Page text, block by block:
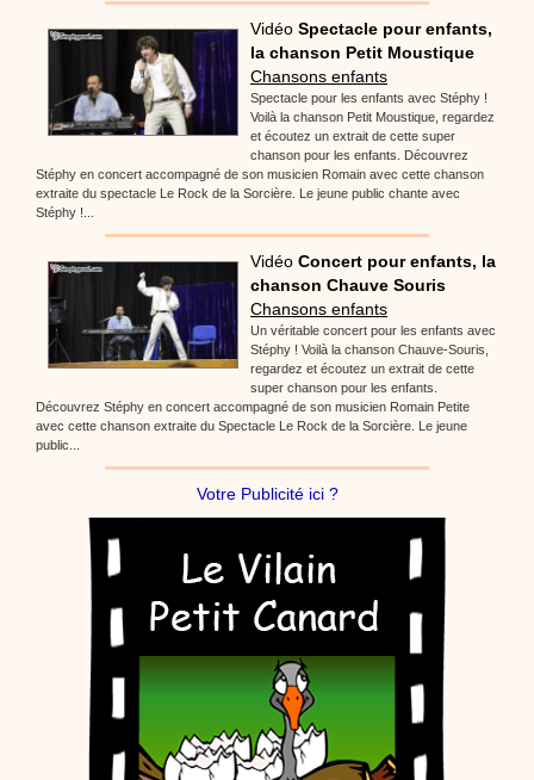
Vidéo Spectacle pour enfants,
la chanson Petit Moustique
Chansons enfants
Spectacle pour les enfants avec Stéphy !
Voilà la chanson Petit Moustique, regardez
et écoutez un extrait de cette super
chanson pour les enfants. Découvrez
Stéphy en concert accompagné de son musicien Romain avec cette chanson
extraite du spectacle Le Rock de la Sorcière. Le jeune public chante avec
Stéphy !...
Vidéo Concert pour enfants, la
chanson Chauve Souris
Chansons enfants
Un véritable concert pour les enfants avec
Stéphy ! Voilà la chanson Chauve-Souris,
regardez et écoutez un extrait de cette
super chanson pour les enfants.
Découvrez Stéphy en concert accompagné de son musicien Romain Petite
avec cette chanson extraite du Spectacle Le Rock de la Sorcière. Le jeune
public...
Votre Publicité ici ?